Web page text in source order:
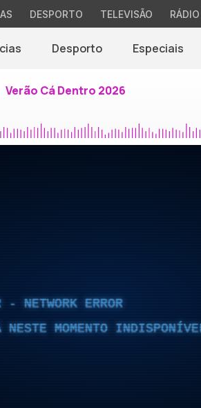
DESPORTO TELEVISÃO RÁDIO
Desporto Especiais
Verão Cá Dentro 2026
NETWORK ERROR
NESTE MOMENTO